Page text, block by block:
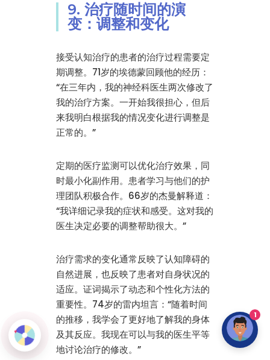
9. 治疗随时间的演
变：调整和变化
接受认知治疗的患者的治疗过程需要定
期调整。71岁的埃德蒙回顾他的经历：
“在三年内，我的神经科医生两次修改了
我的治疗方案。一开始我很担心，但后
来我明白根据我的情况变化进行调整是
正常的。”
定期的医疗监测可以优化治疗效果，同
时最小化副作用。患者学习与他们的护
理团队积极合作。66岁的杰曼解释道：
“我详细记录我的症状和感受。这对我的
医生决定必要的调整帮助很大。”
治疗需求的变化通常反映了认知障碍的
自然进展，也反映了患者对自身状况的
适应。证词揭示了动态和个性化方法的
重要性。74岁的雷内坦言：“随着时间
的推移，我学会了更好地了解我的身体
及其反应。我现在可以与我的医生平等
地讨论治疗的修改。”
1